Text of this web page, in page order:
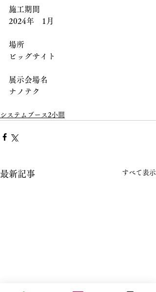
施工期間
2024年　1月
場所
ビッグサイト
展示会場名
ナノテク
システムブース2小間
最新記事 すべて表示